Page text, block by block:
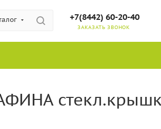
+7(8442) 60-20-40
ЗАКАЗАТЬ ЗВОНОК